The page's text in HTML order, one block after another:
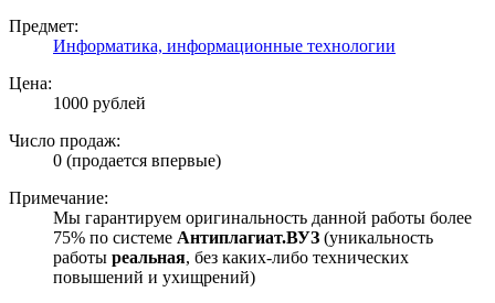
Предмет:
Информатика, информационные технологии
Цена:
1000 рублей
Число продаж:
0 (продается впервые)
Примечание:
Мы гарантируем оригинальность данной работы более
75% по системе Антиплагиат.ВУЗ (уникальность
работы реальная, без каких-либо технических
повышений и ухищрений)